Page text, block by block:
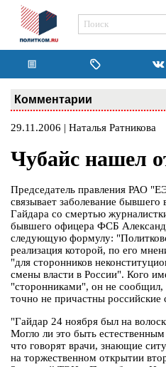
Комментарии
29.11.2006 | Наталья Ратникова
Чубайс нашел
Председатель правления РАО
связывает заболевание
Гайдара со смертью
бывшего офицера ФСБ
следующую формулу:
реализация которой, по его
"для сторонников
смены власти в России". Кого
"сторонниками", он не сообщил,
точно не причастны российские
"Гайдар 24 ноября был на
Могло ли это быть
что говорят врачи, знающие
на торжественном открытии